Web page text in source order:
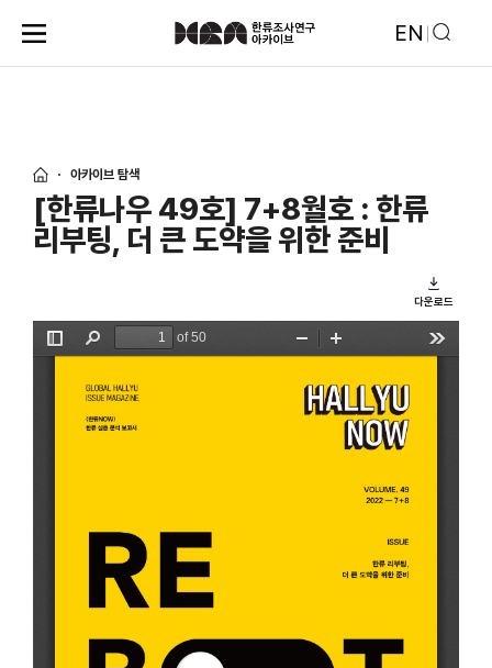
EN
아카이브 탐색
[한류나우 49호] 7+8월호 : 한류
리부팅, 더 큰 도약을 위한 준비
다운로드